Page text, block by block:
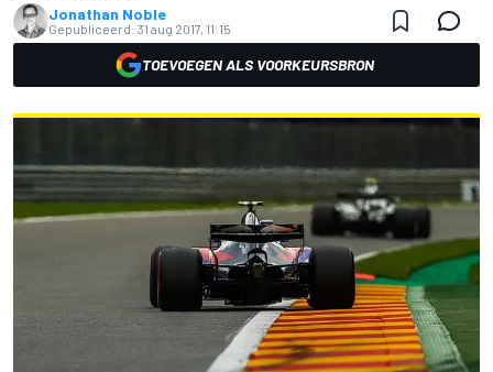
Jonathan Noble
Gepubliceerd: 31 aug 2017, 11:15
TOEVOEGEN ALS VOORKEURSBRON